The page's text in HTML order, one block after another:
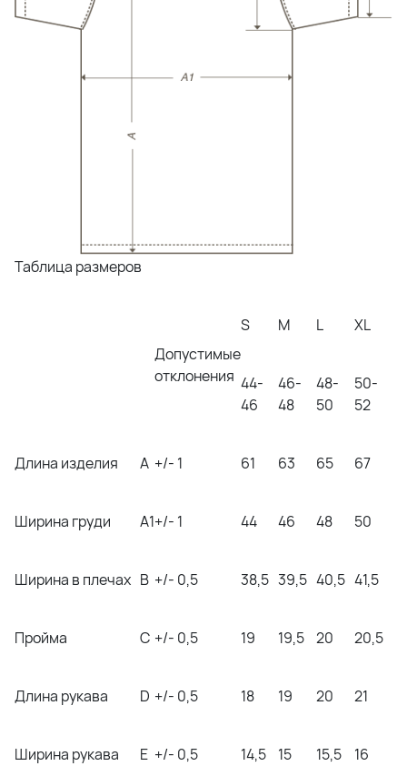
Таблица размеров
Допустимые
отклонения
S
44-
46
M
46-
48
L
48-
50
XL
50-
52
Длина изделия A +/- 1 61 63 65 67
Ширина груди A1+/- 1 44 46 48 50
Ширина в плечах B +/- 0,5 38,5 39,5 40,5 41,5
Пройма C +/- 0,5 19 19,5 20 20,5
Длина рукава D +/- 0,5 18 19 20 21
Ширина рукава E +/- 0,5 14,5 15 15,5 16